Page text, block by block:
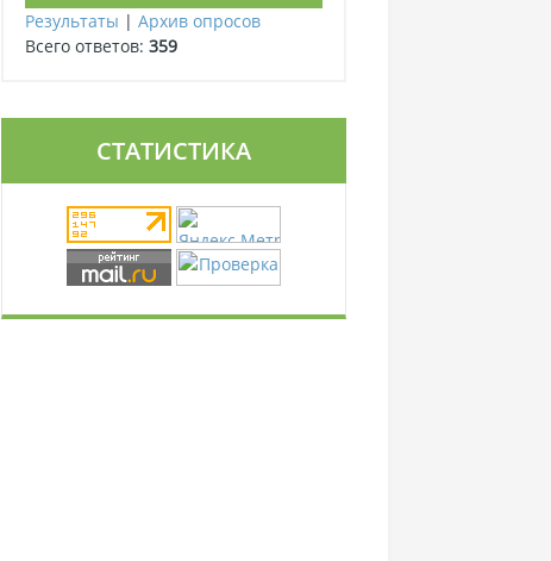
Результаты | Архив опросов
Всего ответов: 359
СТАТИСТИКА